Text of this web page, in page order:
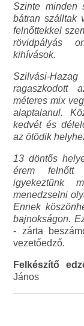
Szinte minden
bátran szálltak
felnőttekkel
rövidpályás
kihívások.
Szilvási-
ragaszkodott
méteres mix
alaptalanul.
kedvét és
az ötödik
13 döntős
érem felnőtt
igyekeztünk
menedzselni
Ennek
bajnokságon.
- zárta
vezetőedző.
Felkészítő
János